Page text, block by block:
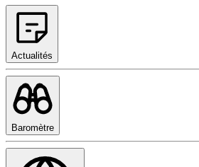
Actualités
Baromètre